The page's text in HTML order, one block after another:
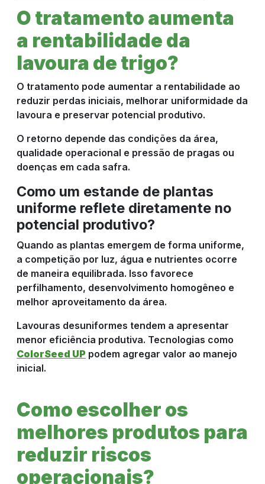
O tratamento aumenta
a rentabilidade da
lavoura de trigo?
O tratamento pode aumentar a rentabilidade ao
reduzir perdas iniciais, melhorar uniformidade da
lavoura e preservar potencial produtivo.
O retorno depende das condições da área,
qualidade operacional e pressão de pragas ou
doenças em cada safra.
Como um estande de plantas
uniforme reflete diretamente no
potencial produtivo?
Quando as plantas emergem de forma uniforme,
a competição por luz, água e nutrientes ocorre
de maneira equilibrada. Isso favorece
perfilhamento, desenvolvimento homogêneo e
melhor aproveitamento da área.
Lavouras desuniformes tendem a apresentar
menor eficiência produtiva. Tecnologias como
ColorSeed UP podem agregar valor ao manejo
inicial.
Como escolher os
melhores produtos para
reduzir riscos
operacionais?